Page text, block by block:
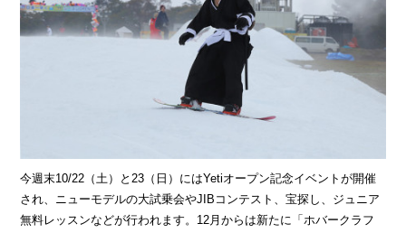
今週末10/22（土）と23（日）にはYetiオープン記念イベントが開催
され、ニューモデルの大試乗会やJIBコンテスト、宝探し、ジュニア
無料レッスンなどが行われます。12月からは新たに「ホバークラフ